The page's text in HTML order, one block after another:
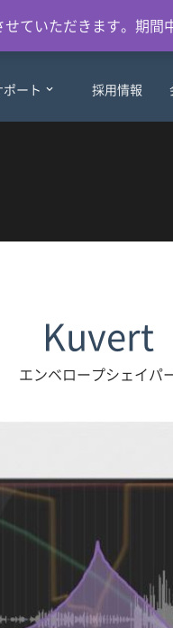
ポート 採用情報
Kuvert
エンベロープシェイパ
ていただきます。期